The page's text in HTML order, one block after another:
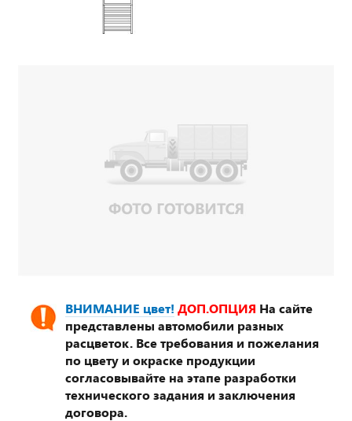
ВНИМАНИЕ цвет! ДОП.ОПЦИЯ На сайте
представлены автомобили разных
расцветок. Все требования и пожелания
по цвету и окраске продукции
согласовывайте на этапе разработки
технического задания и заключения
договора.